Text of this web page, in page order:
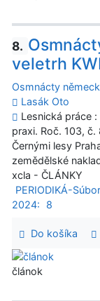
8.
veletrh
Osmnácty
Lasák Oto
Lesnická práce
praxi. Roč. 103,
Černými lesy
zemědělské
xcla - ČLÁNKY
PERIODIKÁ-
2024:
8
Do košíka
článok